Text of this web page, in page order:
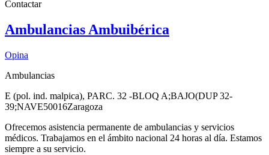
Contactar
Ambulancias Ambuibérica
Opina
Ambulancias
E (pol. ind. malpica), PARC. 32 -BLOQ A;BAJO(DUP 32-
39;NAVE50016Zaragoza
Ofrecemos asistencia permanente de ambulancias y servicios
médicos. Trabajamos en el ámbito nacional 24 horas al día. Estamos
siempre a su servicio.